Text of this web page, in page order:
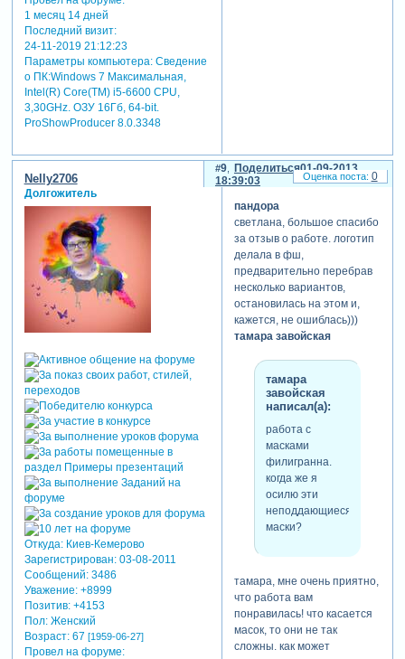
1 месяц 14 дней
Последний визит:
24-11-2019 21:12:23
Параметры компьютера:Сведение
о ПК:Windows 7 Максимальная,
Intel(R) Core(TM) i5-6600 CPU,
3,30GHz. ОЗУ 16Гб, 64-bit.
ProShowProducer 8.0.3348
Поделиться
9
01-09-2013
18:39:03
Nelly2706
Долгожитель
Откуда:Киев-Кемерово
Зарегистрирован: 03-08-2011
Сообщений:3486
Уважение: +8999
Позитив: +4153
Пол:Женский
Возраст:67 [1959-06-27]
Провел на форуме:
пандора
светлана, большое спасибо
за отзыв о работе. логотип
делала в фш,
предварительно перебрав
несколько вариантов,
остановилась на этом и,
кажется, не ошиблась)))
тамара завойская
тамара
завойская
написал(а):
работа с
масками
филигранна.
когда же я
осилю эти
неподдающиеся
маски?
тамара, мне очень приятно,
что работа вам
понравилась! что касается
масок, то они не так
сложны, как может
0